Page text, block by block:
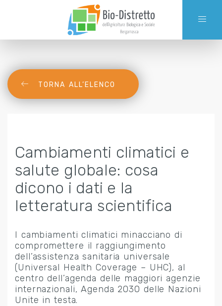
TORNA ALL’ELENCO
Cambiamenti climatici e
salute globale: cosa
dicono i dati e la
letteratura scientifica
I cambiamenti climatici minacciano di
compromettere il raggiungimento
dell’assistenza sanitaria universale
(Universal Health Coverage – UHC), al
centro dell’agenda delle maggiori agenzie
internazionali, Agenda 2030 delle Nazioni
Unite in testa.